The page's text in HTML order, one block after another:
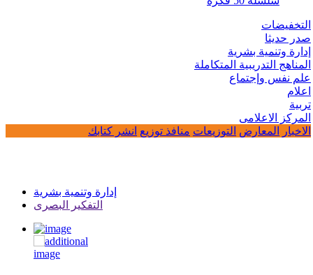
التخفيضات
صدر حديثا
إدارة وتنمية بشرية
المناهج التدريبية المتكاملة
علم نفس وإجتماع
اعلام
تربية
المركز الاعلامى
الاخبار
المعارض التوزيعات منافذ توزيع انشر كتابك
إدارة وتنمية بشرية
التفكير البصرى